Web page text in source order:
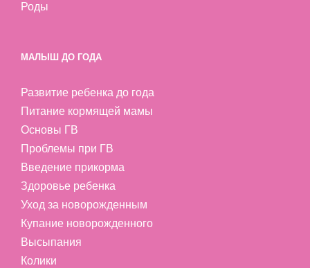
Роды
МАЛЫШ ДО ГОДА
Развитие ребенка до года
Питание кормящей мамы
Основы ГВ
Проблемы при ГВ
Введение прикорма
Здоровье ребенка
Уход за новорожденным
Купание новорожденного
Высыпания
Колики